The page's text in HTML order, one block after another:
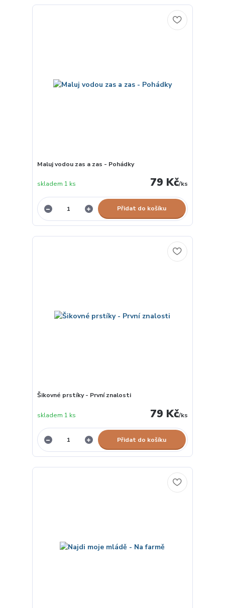
Maluj vodou zas a zas - Pohádky
79 Kč/ks
skladem 1 ks
Přidat do košíku
Šikovné prstíky - První znalosti
79 Kč/ks
skladem 1 ks
Přidat do košíku